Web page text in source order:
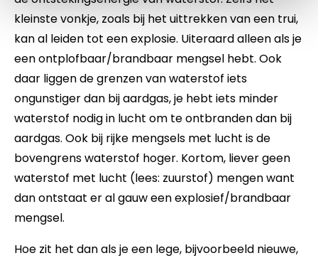
kleinste vonkje, zoals bij het uittrekken van een trui,
kan al leiden tot een explosie. Uiteraard alleen als je
een ontplofbaar/brandbaar mengsel hebt. Ook
daar liggen de grenzen van waterstof iets
ongunstiger dan bij aardgas, je hebt iets minder
waterstof nodig in lucht om te ontbranden dan bij
aardgas. Ook bij rijke mengsels met lucht is de
bovengrens waterstof hoger. Kortom, liever geen
waterstof met lucht (lees: zuurstof) mengen want
dan ontstaat er al gauw een explosief/brandbaar
mengsel.
Hoe zit het dan als je een lege, bijvoorbeeld nieuwe,